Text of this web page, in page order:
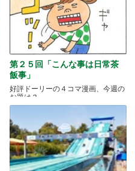
第２５回「こんな事は日常茶
飯事」
好評ドーリーの４コマ漫画、今週の
お題は？